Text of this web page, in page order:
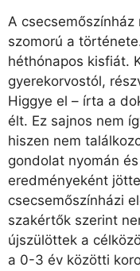
A
szomorú a
héthónapos kisfiát.
gyerekorvostól,
Higgye el – írta a
élt. Ez sajnos nem
hiszen nem
gondolat nyomán
eredményeként
csecsemőszínházi
szakértők szerint
újszülöttek a
a 0-3 év közötti